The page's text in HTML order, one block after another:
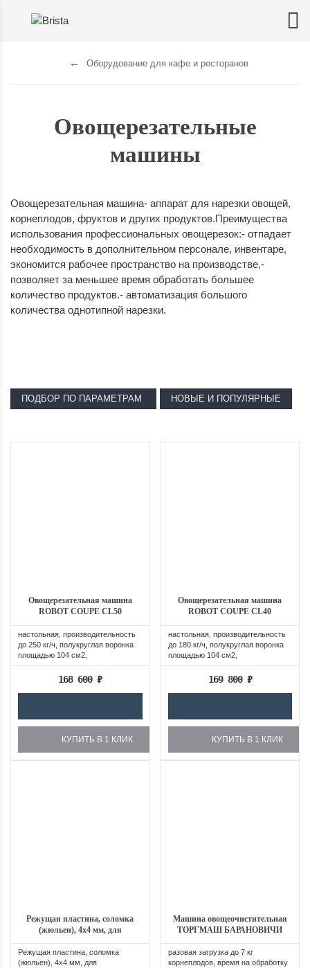
Оборудование для кафе и ресторанов
Овощерезательные
машины
Овощерезательная машина- аппарат для нарезки овощей,
корнеплодов, фруктов и других продуктов.Преимущества
использования профессиональных овощерезок:- отпадает
необходимость в дополнительном персонале, инвентаре,
экономится рабочее пространство на производстве,-
позволяет за меньшее время обработать большее
количество продуктов.- автоматизация большого
количества однотипной нарезки.
ПОДБОР ПО ПАРАМЕТРАМ НОВЫЕ И ПОПУЛЯРНЫЕ
Овощерезательная машина
ROBOT COUPE CL50
настольная, производительность
до 250 кг/ч, полукруглая воронка
площадью 104 см2,
цилиндрическая...
168 600₽
КУПИТЬ В 1 КЛИК
Овощерезательная машина
ROBOT COUPE CL40
настольная, производительность
до 180 кг/ч, полукруглая воронка
площадью 104 см2,
цилиндрическая...
169 800 ₽
КУПИТЬ В 1 КЛИК
Режущая пластина, соломка
(жюльен), 4х4 мм, для
овощерезательной машины
HLC-300
Режущая пластина, соломка
(жюльен), 4х4 мм, для
Машина овощеочистительная
ТОРГМАШ БАРАНОВИЧИ
МОК-150У
разовая загрузка до 7 кг
корнеплодов, время на обработку